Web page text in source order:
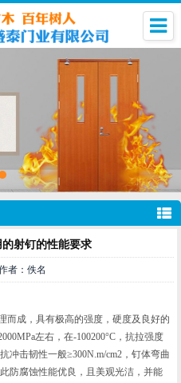
射钉的性能要求
者：佚名
而成，具有极高的强度，硬度及良好的
左右，在-100200°C，抗拉强度
冲击韧性一般≥300N.m/cm2，钉体弯曲
防腐蚀性能优良，且美观光洁，并能